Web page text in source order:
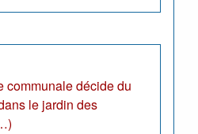
communale décide du
le jardin des